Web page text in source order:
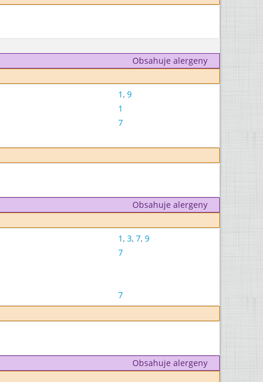
Obsahuje alergeny
1, 9
1
7
Obsahuje alergeny
1, 3, 7, 9
7
7
Obsahuje alergeny